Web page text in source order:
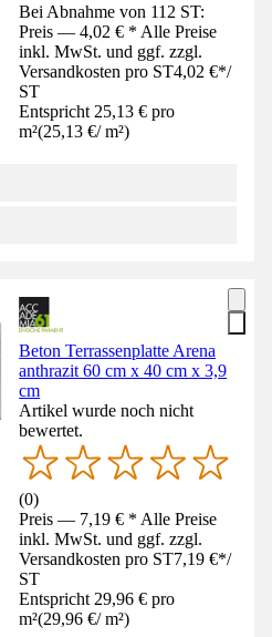
Bei Abnahme von 112 ST:
Preis — 4,02 € * Alle Preise
inkl. MwSt. und ggf. zzgl.
Versandkosten pro ST4,02 €*/
ST
Entspricht 25,13 € pro
m²(25,13 €/ m²)
Beton Terrassenplatte Arena
anthrazit 60 cm x 40 cm x 3,9
cm
Artikel wurde noch nicht
bewertet.
(0)
Preis — 7,19 € * Alle Preise
inkl. MwSt. und ggf. zzgl.
Versandkosten pro ST7,19 €*/
ST
Entspricht 29,96 € pro
m²(29,96 €/ m²)